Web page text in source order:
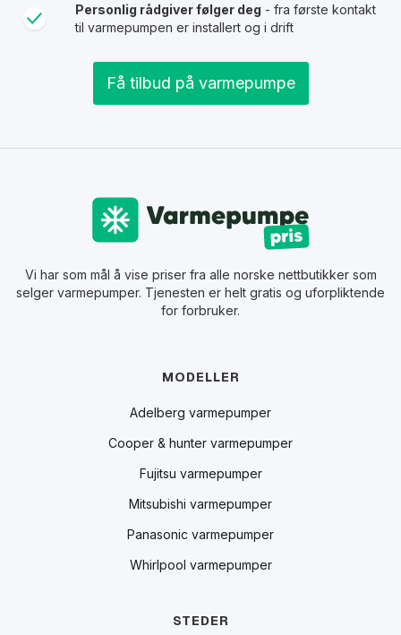
Personlig rådgiver følger deg - fra første kontakt
til varmepumpen er installert og i drift
Få tilbud på varmepumpe
Vi har som mål å vise priser fra alle norske nettbutikker som
selger varmepumper. Tjenesten er helt gratis og uforpliktende
for forbruker.
MODELLER
Adelberg varmepumper
Cooper & hunter varmepumper
Fujitsu varmepumper
Mitsubishi varmepumper
Panasonic varmepumper
Whirlpool varmepumper
STEDER